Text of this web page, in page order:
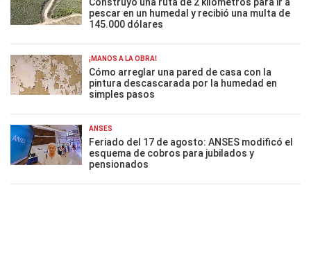
Construyó una ruta de 2 kilómetros para ir a
pescar en un humedal y recibió una multa de
145.000 dólares
¡MANOS A LA OBRA!
Cómo arreglar una pared de casa con la
pintura descascarada por la humedad en
simples pasos
ANSES
Feriado del 17 de agosto: ANSES modificó el
esquema de cobros para jubilados y
pensionados